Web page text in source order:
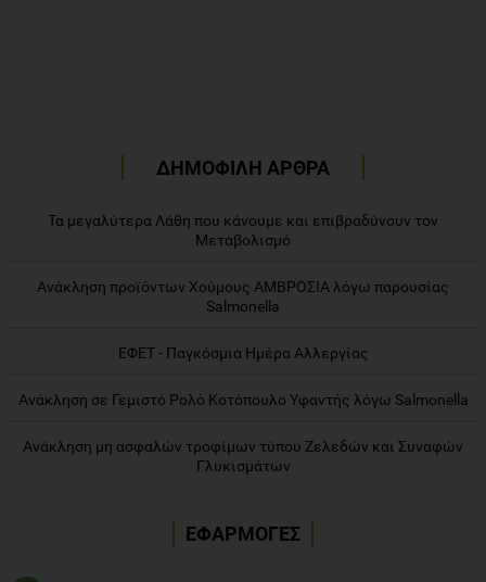
ΔΗΜΟΦΙΛΗ ΑΡΘΡΑ
Τα μεγαλύτερα Λάθη που κάνουμε και επιβραδύνουν τον
Μεταβολισμό
Ανάκληση προϊόντων Χούμους ΑΜΒΡΟΣΙΑ λόγω παρουσίας
Salmonella
ΕΦΕΤ - Παγκόσμια Ημέρα Αλλεργίας
Ανάκληση σε Γεμιστό Ρολό Κοτόπουλο Υφαντής λόγω Salmonella
Ανάκληση μη ασφαλών τροφίμων τύπου Ζελεδών και Συναφών
Γλυκισμάτων
ΕΦΑΡΜΟΓΕΣ